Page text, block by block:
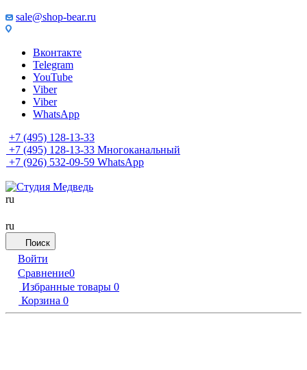
sale@shop-bear.ru
Вконтакте
Telegram
YouTube
Viber
Viber
WhatsApp
+7 (495) 128-13-33
+7 (495) 128-13-33 Многоканальный
+7 (926) 532-09-59 WhatsApp
ru
ru
Поиск
Войти
Сравнение0
Избранные товары 0
Корзина 0